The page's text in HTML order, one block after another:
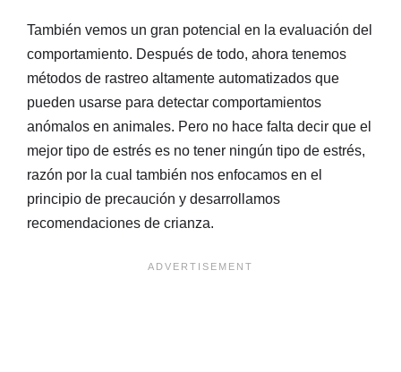
También vemos un gran potencial en la evaluación del
comportamiento. Después de todo, ahora tenemos
métodos de rastreo altamente automatizados que
pueden usarse para detectar comportamientos
anómalos en animales. Pero no hace falta decir que el
mejor tipo de estrés es no tener ningún tipo de estrés,
razón por la cual también nos enfocamos en el
principio de precaución y desarrollamos
recomendaciones de crianza.